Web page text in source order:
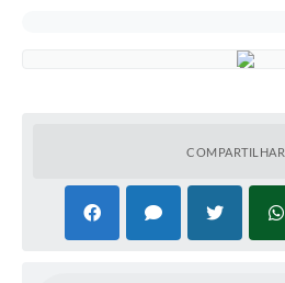
Serviço de Inspeção Municipal - SIM
Transparência
COMPARTILHAR